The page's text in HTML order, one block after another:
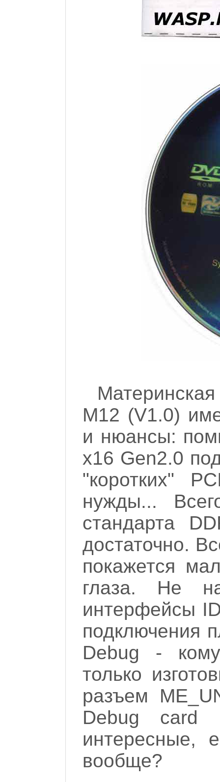
M12 (V1.0)
и нюансы:
x16 Gen2.0
"коротких"
нужды...
стандарта
достаточно.
покажется
глаза. Не
интерфейсы
подключения
Debug -
только
разъем
Debug card
интересные,
вообще?